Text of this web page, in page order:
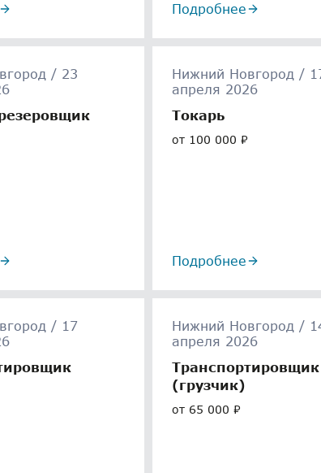
Подробнее
/ 23
Нижний Новгород /
апреля 2026
Токарь
от 100 000 ₽
Подробнее
/ 17
Нижний Новгород /
апреля 2026
Транспортировщик
(грузчик)
от 65 000 ₽